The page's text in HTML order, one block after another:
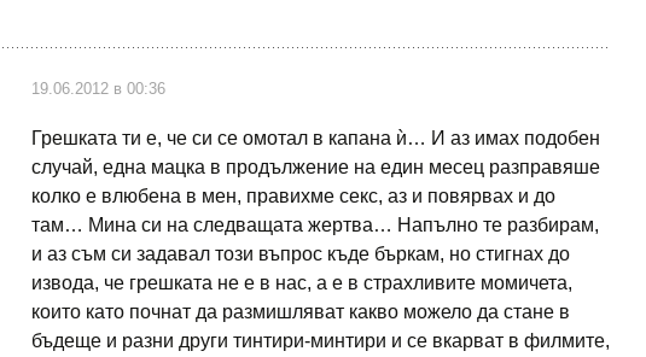
19.06.2012 в 00:36
Грешката ти е, че си се омотал в капана ѝ… И аз имах подобен
случай, една мацка в продължение на един месец разправяше
колко е влюбена в мен, правихме секс, аз и повярвах и до
там… Мина си на следващата жертва… Напълно те разбирам,
и аз съм си задавал този въпрос къде бъркам, но стигнах до
извода, че грешката не е в нас, а е в страхливите момичета,
които като почнат да размишляват какво можело да стане в
бъдеще и разни други тинтири-минтири и се вкарват в филмите,